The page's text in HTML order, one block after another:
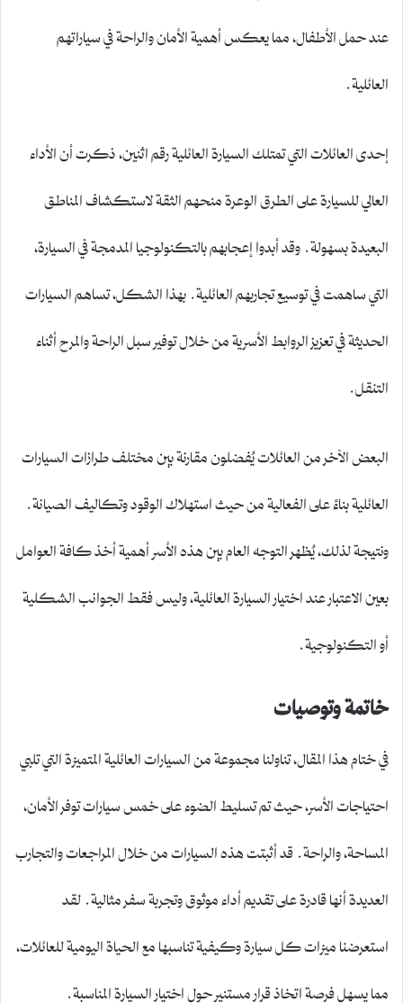
عند حمل الأطفال، مما يعكس أهمية الأمان والراحة في سياراتهم
العائلية.
إحدى العائلات التي تمتلك السيارة العائلية رقم اثنين، ذكرت أن الأداء
العالي للسيارة على الطرق الوعرة منحهم الثقة لاستكشاف المناطق
البعيدة بسهولة. وقد أبدوا إعجابهم بالتكنولوجيا المدمجة في السيارة،
التي ساهمت في توسيع تجاربهم العائلية. بهذا الشكل، تساهم السيارات
الحديثة في تعزيز الروابط الأسرية من خلال توفير سبل الراحة والمرح أثناء
التنقل.
البعض الآخر من العائلات يُفضلون مقارنة بين مختلف طرازات السيارات
العائلية بناءً على الفعالية من حيث استهلاك الوقود وتكاليف الصيانة.
ونتيجة لذلك، يُظهر التوجه العام بين هذه الأسر أهمية أخذ كافة العوامل
بعين الاعتبار عند اختيار السيارة العائلية، وليس فقط الجوانب الشكلية
أو التكنولوجية.
خاتمة وتوصيات
في ختام هذا المقال، تناولنا مجموعة من السيارات العائلية المتميزة التي تلبي
احتياجات الأسر، حيث تم تسليط الضوء على خمس سيارات توفر الأمان،
المساحة، والراحة. قد أثبتت هذه السيارات من خلال المراجعات والتجارب
العديدة أنها قادرة على تقديم أداء موثوق وتجربة سفر مثالية. لقد
استعرضنا ميزات كل سيارة وكيفية تناسبها مع الحياة اليومية للعائلات،
مما يسهل فرصة اتخاذ قرار مستنير حول اختيار السيارة المناسبة.